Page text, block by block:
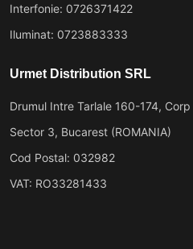
Interfonie: 0726371422
Iluminat: 0723883333
Urmet Distribution SRL
Drumul Intre Tarlale 160-174,
Sector 3, Bucarest (ROMANIA)
Cod Postal: 032982
VAT: RO33281433